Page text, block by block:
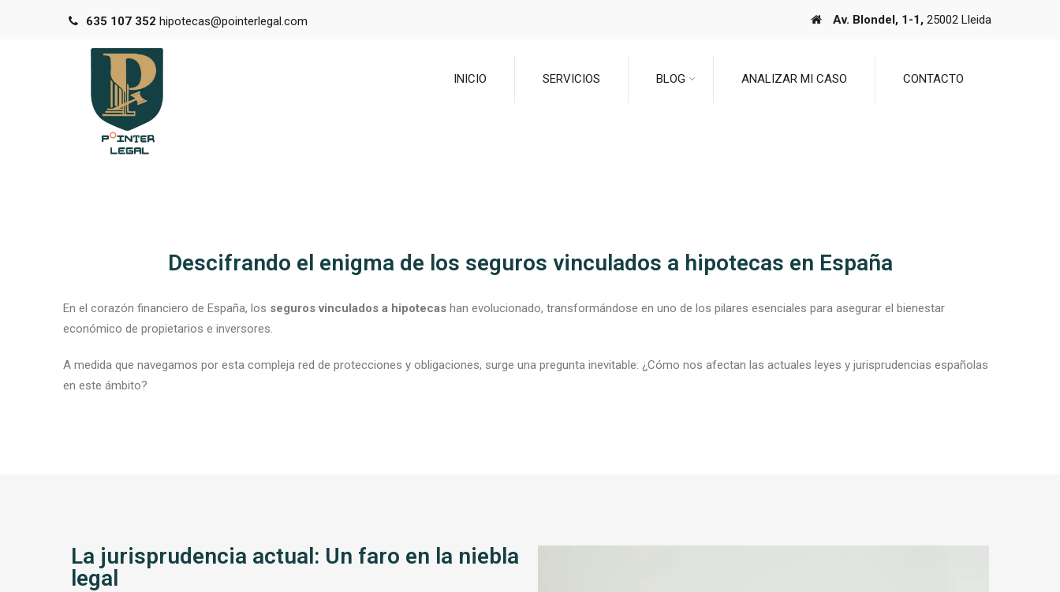
635 107 352 hipotecas@pointerlegal.com Av. Blondel, 1-1, 25002 Lleida
INICIO SERVICIOS BLOG ANALIZAR MI CASO CONTACTO
Descifrando el enigma de los seguros vinculados a hipotecas en España
En el corazón financiero de España, los seguros vinculados a hipotecas han evolucionado, transformándose en uno de los pilares esenciales para asegurar el bienestar
económico de propietarios e inversores.
A medida que navegamos por esta compleja red de protecciones y obligaciones, surge una pregunta inevitable: ¿Cómo nos afectan las actuales leyes y jurisprudencias españolas
en este ámbito?
La jurisprudencia actual: Un faro en la niebla
legal